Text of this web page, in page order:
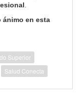
ánimo en esta
Superior
Salud Conecta